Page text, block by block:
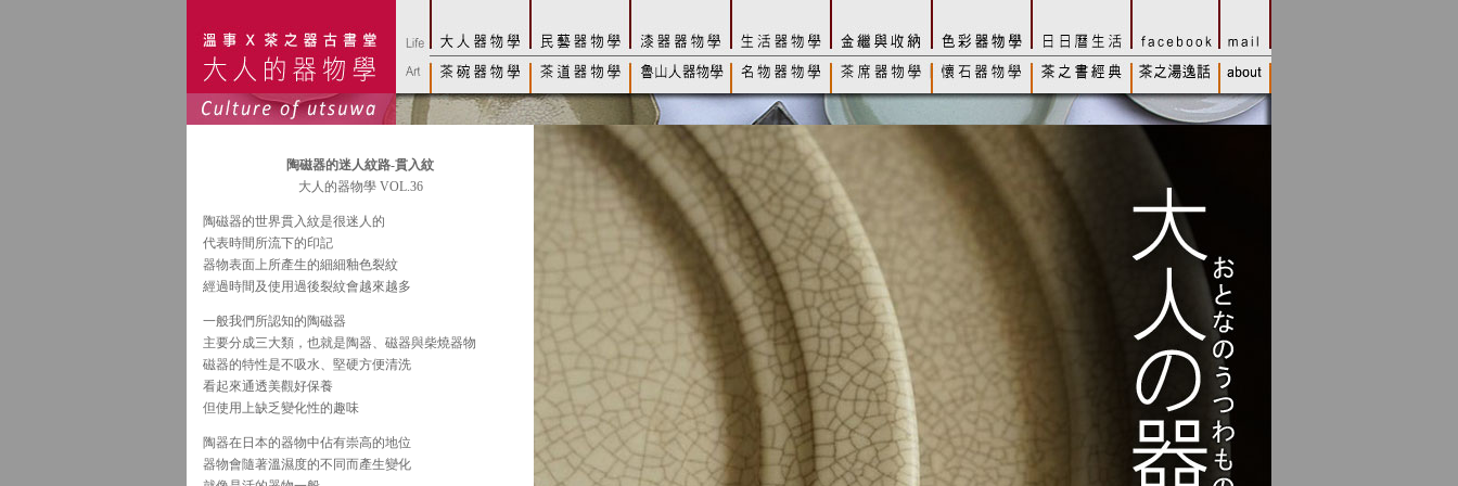
陶磁器的迷人紋路-貫入紋
大人的器物學 VOL.36
陶磁器的世界貫入紋是很迷人的
代表時間所流下的印記
器物表面上所產生的細細釉色裂紋
經過時間及使用過後裂紋會越來越多
一般我們所認知的陶磁器
主要分成三大類，也就是陶器、磁器與柴燒器物
磁器的特性是不吸水、堅硬方便清洗
看起來通透美觀好保養
但使用上缺乏變化性的趣味
陶器在日本的器物中佔有崇高的地位
器物會隨著溫濕度的不同而產生變化